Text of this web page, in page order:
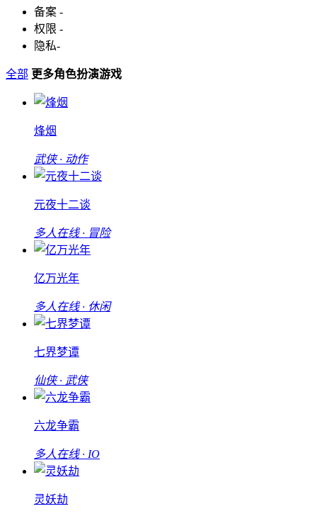
备案 -
权限 -
隐私-
全部 更多角色扮演游戏
烽烟
武侠 · 动作
元夜十二谈
多人在线 · 冒险
亿万光年
多人在线 · 休闲
七界梦谭
仙侠 · 武侠
六龙争霸
多人在线 · IO
灵妖劫